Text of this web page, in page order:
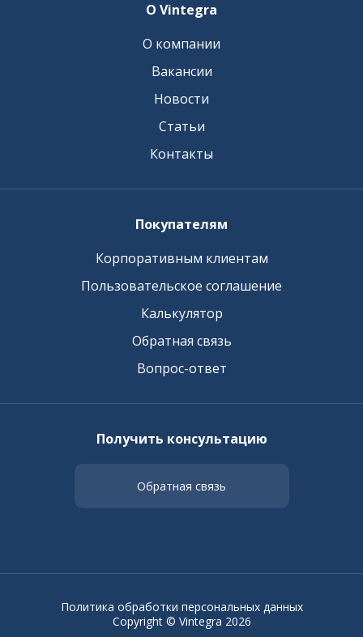
О Vintegra
О компании
Вакансии
Новости
Статьи
Контакты
Покупателям
Корпоративным клиентам
Пользовательское соглашение
Калькулятор
Обратная связь
Вопрос-ответ
Получить консультацию
Обратная связь
Copyright © Vintegra 2026
Политика обработки персональных данных